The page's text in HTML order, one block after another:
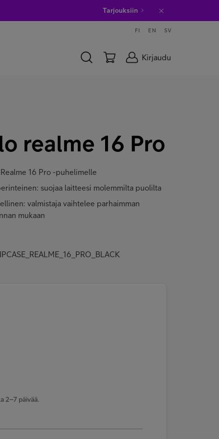
Tarjouksiin
FI EN SV
Kirjaudu
realme 16 Pro
16 Pro -puhelimelle
suojaa laitteesi molemmilta puolilta
valmistaja vaihtelee parhaimman
mukaan
2–7 päivää.